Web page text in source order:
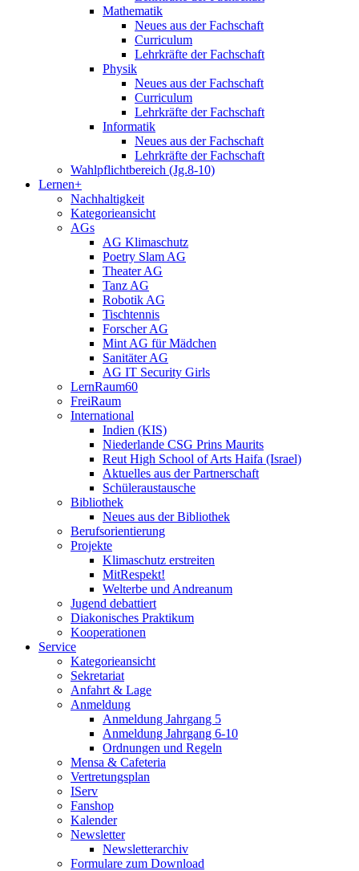
Mathematik
Neues aus der Fachschaft
Curriculum
Lehrkräfte der Fachschaft
Physik
Neues aus der Fachschaft
Curriculum
Lehrkräfte der Fachschaft
Informatik
Neues aus der Fachschaft
Lehrkräfte der Fachschaft
Wahlpflichtbereich (Jg.8-10)
Lernen+
Nachhaltigkeit
Kategorieansicht
AGs
AG Klimaschutz
Poetry Slam AG
Theater AG
Tanz AG
Robotik AG
Tischtennis
Forscher AG
Mint AG für Mädchen
Sanitäter AG
AG IT Security Girls
LernRaum60
FreiRaum
International
Indien (KIS)
Niederlande CSG Prins Maurits
Reut High School of Arts Haifa (Israel)
Aktuelles aus der Partnerschaft
Schüleraustausche
Bibliothek
Neues aus der Bibliothek
Berufsorientierung
Projekte
Klimaschutz erstreiten
MitRespekt!
Welterbe und Andreanum
Jugend debattiert
Diakonisches Praktikum
Kooperationen
Service
Kategorieansicht
Sekretariat
Anfahrt & Lage
Anmeldung
Anmeldung Jahrgang 5
Anmeldung Jahrgang 6-10
Ordnungen und Regeln
Mensa & Cafeteria
Vertretungsplan
IServ
Fanshop
Kalender
Newsletter
Newsletterarchiv
Formulare zum Download